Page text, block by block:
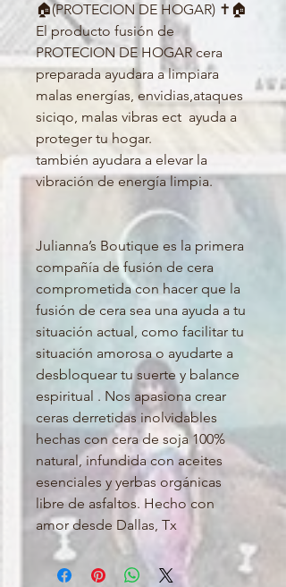
🏠(PROTECION DE HOGAR) ✝️🏠
El producto fusión de
PROTECION DE HOGAR cera
preparada ayudara a limpiara
malas energías, envidias,ataques
siciqo, malas vibras ect  ayuda a
proteger tu hogar.
también ayudara a elevar la
vibración de energía limpia.
Julianna’s Boutique es la primera
compañía de fusión de cera
comprometida con hacer que la
fusión de cera sea una ayuda a tu
situación actual, como facilitar tu
situación amorosa o ayudarte a
desbloquear tu suerte y balance
espiritual . Nos apasiona crear
ceras derretidas inolvidables
hechas con cera de soja 100%
natural, infundida con aceites
esenciales y yerbas orgánicas
libre de asfaltos. Hecho con
amor desde Dallas, Tx